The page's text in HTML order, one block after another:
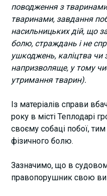
поводження з
тваринами, завдання
насильницьких дій, що
болю, страждань і не
ушкоджень, каліцтва чи
напризволяще, у тому
утримання тварин).
Із матеріалів справи
року в місті Теплодарі
своєму собаці побої,
фізичного болю.
Зазначимо, що в
правопорушник свою